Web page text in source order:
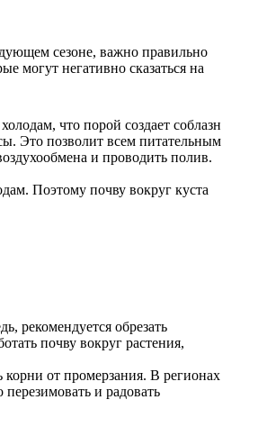
сезоне, важно правильно
могут негативно сказаться на
что порой создает соблазн
Это позволит всем питательным
и проводить полив.
Поэтому почву вокруг куста
рекомендуется обрезать
почву вокруг растения,
от промерзания. В регионах
и радовать